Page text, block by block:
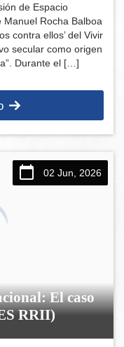
de Espacio
Manuel Rocha Balboa
contra ellos’ del Vivir
secular como origen
Durante el […]
02 Jun, 2026
El caso
RRII)